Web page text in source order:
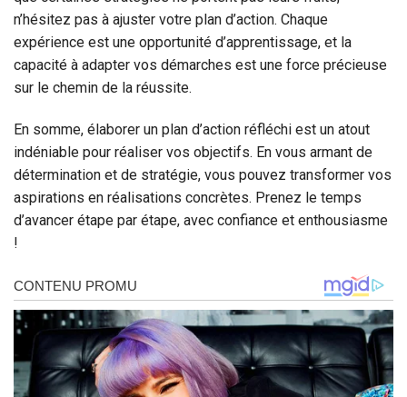
n’hésitez pas à ajuster votre plan d’action. Chaque
expérience est une opportunité d’apprentissage, et la
capacité à adapter vos démarches est une force précieuse
sur le chemin de la réussite.
En somme, élaborer un plan d’action réfléchi est un atout
indéniable pour réaliser vos objectifs. En vous armant de
détermination et de stratégie, vous pouvez transformer vos
aspirations en réalisations concrètes. Prenez le temps
d’avancer étape par étape, avec confiance et enthousiasme
!